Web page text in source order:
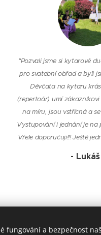
"Pozvali jsme si kytarové
pro svatební obřad a byli
Děvčata na kytaru
(repertoár) umí
na míru, jsou vstřícná a
Vystupování i jednání je na
Vřele doporučuji!!! Ještě
-
fungování a bezpečnost